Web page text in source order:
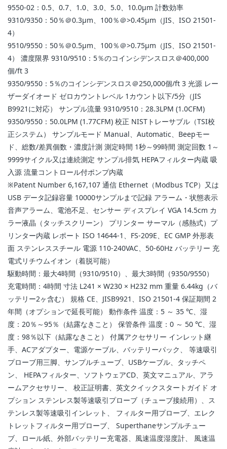
9550-02：0.5、0.7、1.0、3.0、5.0、10.0µm 計数効率
9310/9350：50％＠0.3µm、100％＠>0.45µm（JIS、ISO 21501-
4）
9510/9550：50％＠0.5µm、100％＠>0.75µm（JIS、ISO 21501-
4） 濃度限界 9310/9510：5％のコインシデンスロス＠400,000
個/ft 3
9350/9550：5％のコインシデンスロス＠250,000個/ft 3 光源 レー
ザーダイオード ゼロカウントレベル 1カウント以下/5分（JIS
B9921に対応） サンプル流量 9310/9510：28.3LPM (1.0CFM)
9350/9550：50.0LPM (1.77CFM) 校正 NISTトレーサブル（TSI校
正システム） サンプルモード Manual、Automatic、Beepモー
ド、総数/差異個数・濃度計測 測定時間 1秒～99時間 測定回数 1～
9999サイクル又は連続測定 サンプル排気 HEPAフィルター内蔵 吸
入源 流量コントロール付ポンプ内蔵
※Patent Number 6,167,107 通信 Ethernet（Modbus TCP）又は
USB データ記録容量 10000サンプルまで記録 アラーム・状態表示
音声アラーム、電池不足、センサー ディスプレイ VGA 14.5cm カ
ラー液晶（タッチスクリーン） プリンター サーマル（感熱式）プ
リンター内蔵 レポート ISO 14644-1、FS-209E、EC GMP 外形表
面 ステンレススチール 電源 110-240VAC、50-60Hz バッテリー 充
電式リチウムイオン（着脱可能）
駆動時間：最大4時間（9310/9510）、最大3時間（9350/9550）
充電時間：4時間 寸法 L241 × W230 × H232 mm 重量 6.44kg（バ
ッテリー2ヶ含む） 規格 CE、JISB9921、ISO 21501-4 保証期間 2
年間（オプションで延長可能） 動作条件 温度：5 ～ 35 ℃、湿
度：20％～95％（結露なきこと） 保管条件 温度：0 ～ 50 ℃、湿
度：98％以下（結露なきこと） 付属アクセサリー インレット継
手、ACアダプター、電源ケーブル、バッテリーパック、 等速吸引
プローブ用三脚、サンプルチューブ、USBケーブル、タッチペ
ン、 HEPAフィルター、ソフトウェアCD、英文マニュアル、アラ
ームアクセサリー、 校正証明書、英文クイックスタートガイド オ
プション ステンレス製等速吸引プローブ（チューブ接続用）、ス
テンレス製等速吸引インレット、 フィルター用プローブ、エレク
トレットフィルター用プローブ、 Superthaneサンプルチュー
ブ、ロール紙、外部バッテリー充電器、風速温度湿度計、 風速温